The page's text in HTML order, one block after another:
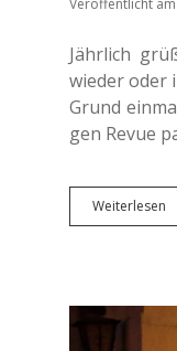
Veröffentlicht
Jähr­lich
wieder oder
Grund
gen Revue
Wei­ter­le­sen